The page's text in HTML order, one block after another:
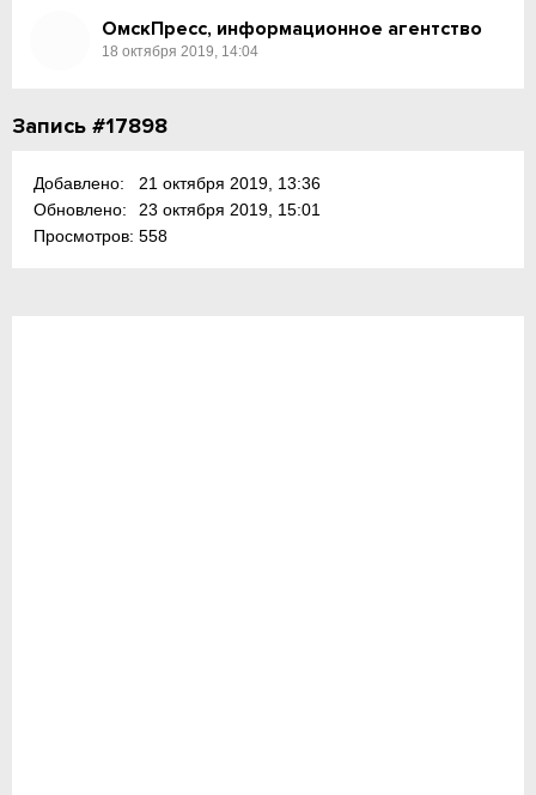
ОмскПресс, информационное агентство
18 октября 2019, 14:04
Запись #17898
Добавлено:
21 октября 2019, 13:36
Обновлено:
23 октября 2019, 15:01
Просмотров: 558